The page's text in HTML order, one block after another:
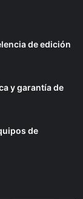
de edición
y garantía de
de